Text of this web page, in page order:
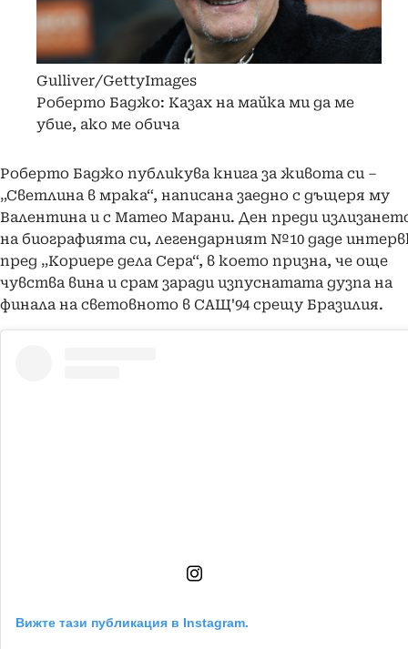
Gulliver/GettyImages
Роберто Баджо: Казах на майка ми да ме
убие, ако ме обича
Роберто Баджо публикува книга за живота си –
„Светлина в мрака“, написана заедно с дъщеря му
Валентина и с Матео Марани. Ден преди
на биографията си, легендарният №10 даде
пред „Кориере дела Сера“, в което призна, че още
чувства вина и срам заради изпуснатата дузпа на
финала на световното в САЩ'94 срещу Бразилия.
Вижте тази публикация в Instagram.